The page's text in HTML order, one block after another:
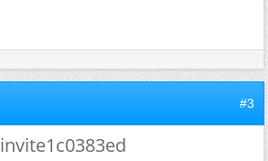
#3
invite1c0383ed